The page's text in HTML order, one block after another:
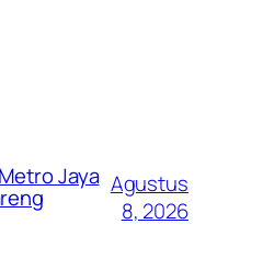
Jaya Agustus
8, 2026